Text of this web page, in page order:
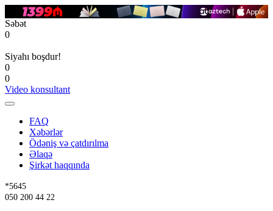
Səbət
0
Siyahı boşdur!
0
0
Video konsultant
FAQ
Xəbərlər
Ödəniş və çatdırılma
Əlaqə
Şirkət haqqında
*5645
050 200 44 22